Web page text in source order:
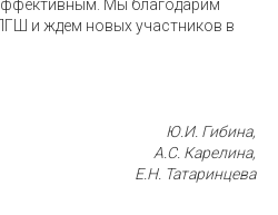
Мы благодарим
и ждем новых участников в
Ю.И. Гибина,
А.С. Карелина,
Е.Н. Татаринцева